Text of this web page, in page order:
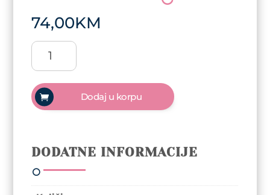
74,00KM
Arty
Nails
Thixo
Wax
gradivni
gel
Nude
količina
Dodaj u korpu
DODATNE INFORMACIJE